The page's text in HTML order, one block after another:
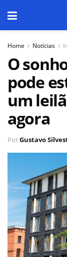
Home Notícias
O
pode
um
agora
PorGustavo